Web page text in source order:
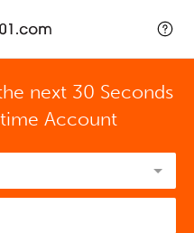
next 30 Seconds
Account